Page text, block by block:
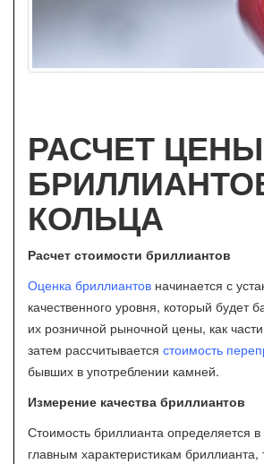
РАСЧЕТ ЦЕНЫ
КОЛЬЦА
Расчет стоимости бриллиантов
Оценка бриллиантов начинается с
качественного уровня, который будет
их розничной рыночной цены, как
затем рассчитывается стоимость
бывших в употреблении камней.
Измерение качества бриллиантов
Стоимость бриллианта определяется
главным характеристикам